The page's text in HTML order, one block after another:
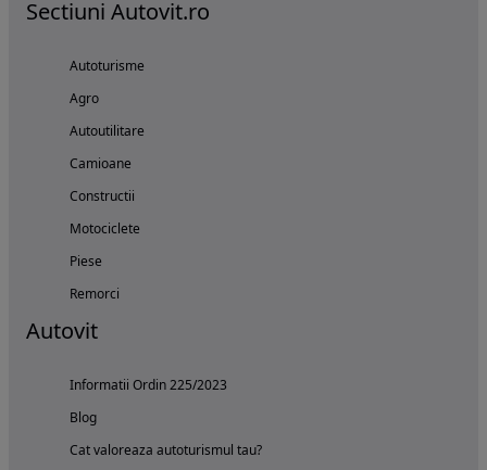
Sectiuni Autovit.ro
Autoturisme
Agro
Autoutilitare
Camioane
Constructii
Motociclete
Piese
Remorci
Autovit
Informatii Ordin 225/2023
Blog
Cat valoreaza autoturismul tau?